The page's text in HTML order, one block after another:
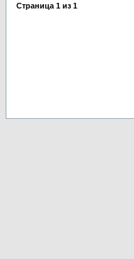
Страница 1 из 1